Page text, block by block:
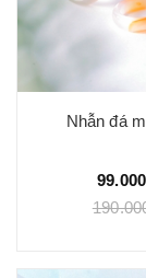
Nhẫn đá